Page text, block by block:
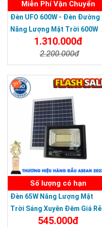
Miễn Phí Vận Chuyển
Đèn UFO 600W - Đèn Đường
Năng Lượng Mặt Trời 600W
UFO KUNGFU SOLAR - Solar
Light UFO 600W
1.310.000đ
2.200.000đ
39%
Số lượng có hạn
Đèn 65W Năng Lượng Mặt
Trời Sáng Xuyên Đêm Giá Rẻ
KUNGFU SOLAR
545.000đ